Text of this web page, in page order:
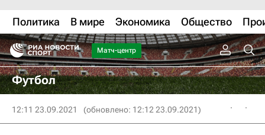
Политика В мире Экономика Общество
Матч-центр
Футбол
12:11 23.09.2021 (обновлено: 12:12 23.09.2021)